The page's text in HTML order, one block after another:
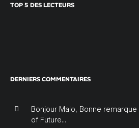
TOP 5 DES LECTEURS
DERNIERS COMMENTAIRES
Bonjour Malo, Bonne remarque
of Future...